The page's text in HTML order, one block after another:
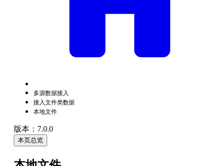
多源数据接入
接入文件类数据
本地文件
版本：7.0.0
本页总览